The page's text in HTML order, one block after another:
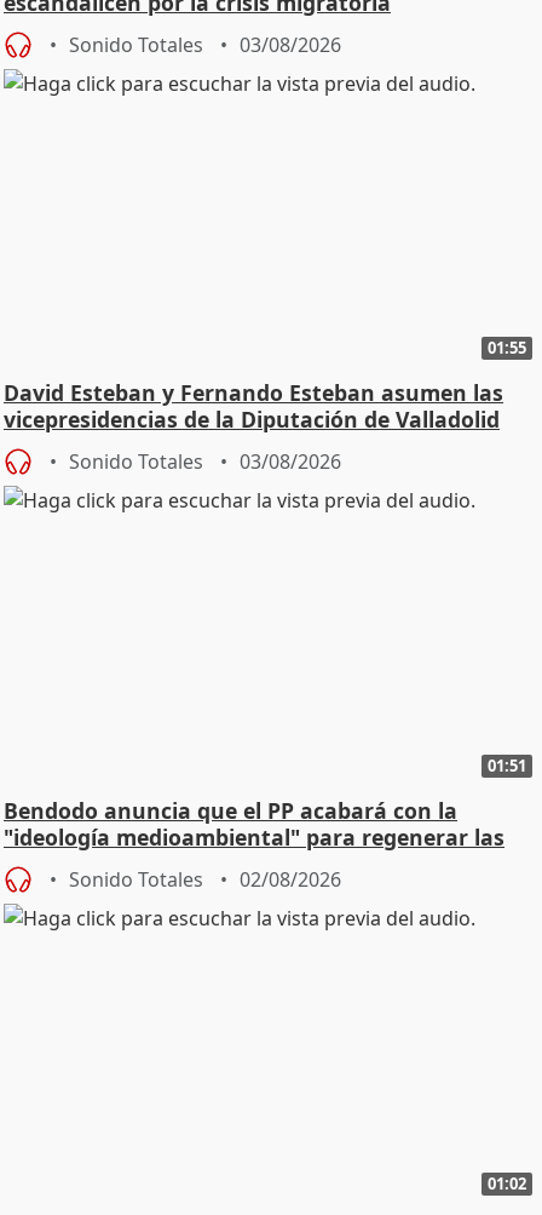
Sonido Totales 03/08/2026
01:55
David Esteban y Fernando Esteban asumen las
vicepresidencias de la Diputación de Valladolid
Sonido Totales 03/08/2026
01:51
Bendodo anuncia que el PP acabará con la
"ideología medioambiental" para regenerar las
playas
Sonido Totales 02/08/2026
01:02